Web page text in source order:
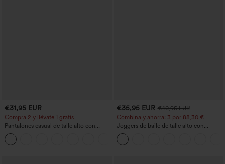
€31,95 EUR
Compra 2 y llévate 1 gratis
Pantalones casual de talle alto con
cordón, pernera ancha, en mezcla de
lino y con bolsillos
€35,95 EUR €40,95 EUR
Combina y ahorra: 3 por 88,30 €
Joggers de baile de talle alto con
cordón, fruncidos, corte cónico, secado
rápido, tacto fresco y bolsillos - UPF40+